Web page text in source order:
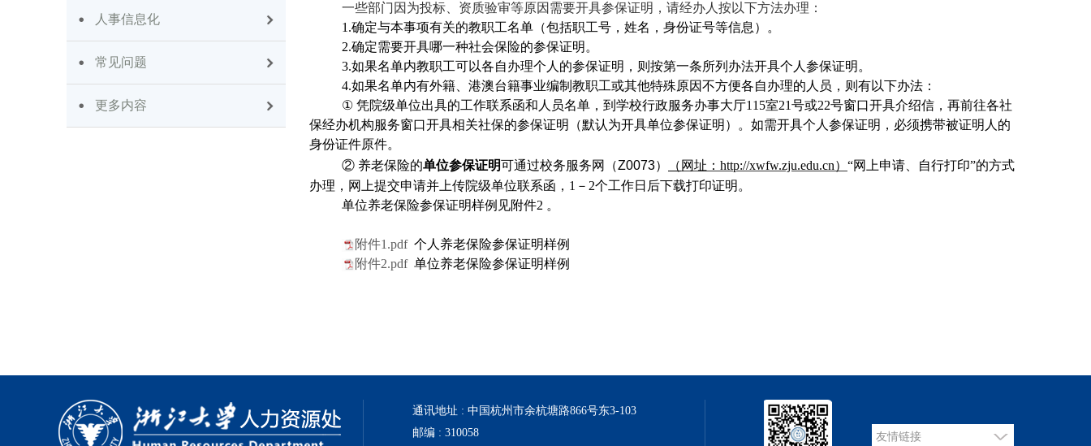
人事信息化
常见问题
更多内容
一些部门因为投标、资质验审等原因需要开具参保证明，请经办人按以下方法办理：
1.确定与本事项有关的教职工名单（包括职工号，姓名，身份证号等信息）。
2.确定需要开具哪一种社会保险的参保证明。
3.如果名单内教职工可以各自办理个人的参保证明，则按第一条所列办法开具个人参保证明 。
4.如果名单内有外籍、港澳台籍事业编制教职工或其他特殊原因不方便各自办理的人员，则有以下办法：
① 凭院级单位出具的工作联系函和人员名单，到学校行政服务办事大厅115室21号或22号窗口开具介绍信，再前往各社
保经办机构服务窗口开具相关社保的参保证明（默认为开具单位参保证明）。如需开具个人参保证明，必须携带被证明人的
身份证件原件。
② 养老保险的单位参保证明可通过校务服务网（Z0073） （ 网址： http://xwfw.zju.edu.cn） “网上申请、自行打印”的方式
办理，网上提交申请并上传院级单位联系函， 1 － 2个工作日后下载打印证明。
单位养老保险参保证明样例见附件2 。
附件1.pdf个人养老保险参保证明样例
附件2.pdf单位养老保险参保证明样例
通讯地址 : 中国杭州市余杭塘路866号东3-103
邮编 : 310058